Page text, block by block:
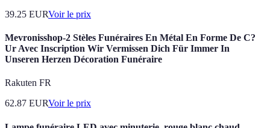
39.25 EURVoir le prix
Mevronisshop-2 Stèles Funéraires En Métal En Forme De C?
Ur Avec Inscription Wir Vermissen Dich Für Immer In
Unseren Herzen Décoration Funéraire
Rakuten FR
62.87 EURVoir le prix